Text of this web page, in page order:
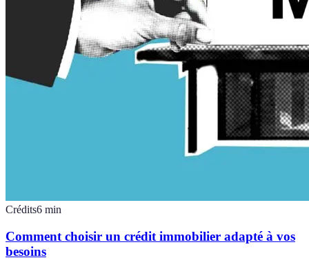
Crédits6 min
Comment choisir un crédit immobilier adapté à vos
besoins